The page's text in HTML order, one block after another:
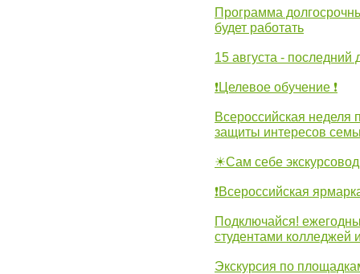
Программа
будет работать
15 августа - последний
❗Целевое обучение ❗
Всероссийская
защиты интересов
☀Сам себе экскурсовод
❗Всероссийская
Подключайся!
студентами колледжей
Экскурсия по